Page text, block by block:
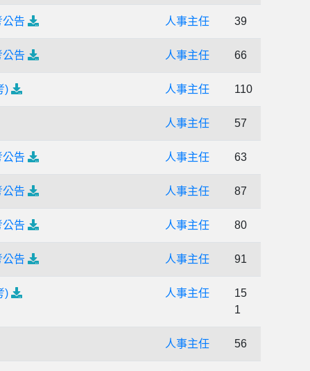
告 人事主任 39
告 人事主任 66
) 人事主任 110
人事主任 57
告 人事主任 63
告 人事主任 87
告 人事主任 80
告 人事主任 91
) 人事主任
15
1
人事主任 56